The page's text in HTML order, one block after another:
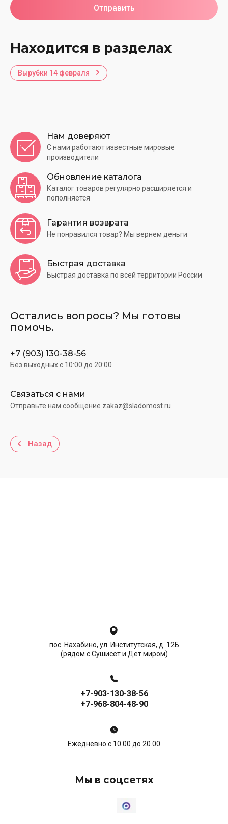
Отправить
Находится в разделах
Вырубки 14 февраля
Нам доверяют
С нами работают известные мировые
производители
Обновление каталога
Каталог товаров регулярно расширяется и
пополняется
Гарантия возврата
Не понравился товар? Мы вернем деньги
Быстрая доставка
Быстрая доставка по всей территории России
Остались вопросы? Мы готовы
помочь.
+7 (903) 130-38-56
Без выходных c 10:00 до 20:00
Связаться с нами
Отправьте нам сообщение zakaz@sladomost.ru
Назад
пос. Нахабино, ул. Институтская, д. 12Б
(рядом с Сушисет и Дет.миром)
+7-903-130-38-56
+7-968-804-48-90
Ежедневно с 10.00 до 20.00
Мы в соцсетях